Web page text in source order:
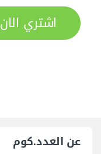
اشتري الان
عن العدد.كوم